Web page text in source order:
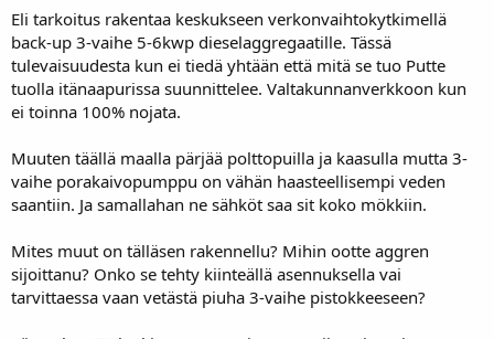
Eli tarkoitus rakentaa keskukseen verkonvaihtokytkimellä
back-up 3-vaihe 5-6kwp dieselaggregaatille. Tässä
tulevaisuudesta kun ei tiedä yhtään että mitä se tuo Putte
tuolla itänaapurissa suunnittelee. Valtakunnanverkkoon kun
ei toinna 100% nojata.
Muuten täällä maalla pärjää polttopuilla ja kaasulla mutta 3-
vaihe porakaivopumppu on vähän haasteellisempi veden
saantiin. Ja samallahan ne sähköt saa sit koko mökkiin.
Mites muut on tälläsen rakennellu? Mihin ootte aggren
sijoittanu? Onko se tehty kiinteällä asennuksella vai
tarvittaessa vaan vetästä piuha 3-vaihe pistokkeeseen?